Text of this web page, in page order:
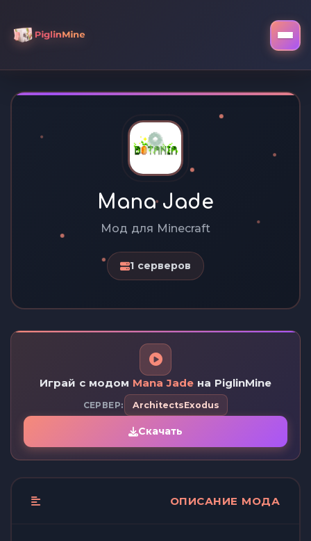
Mana Jade
Мод для Minecraft
1 серверов
Играй с модом Mana Jade на PiglinMine
СЕРВЕР: ArchitectsExodus
Скачать
ОПИСАНИЕ МОДА